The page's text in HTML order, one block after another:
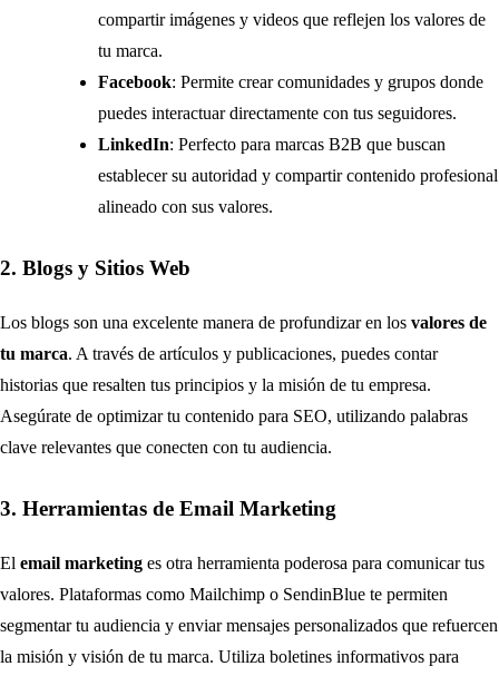
compartir imágenes y videos que reflejen los valores de
tu marca.
Facebook: Permite crear comunidades y grupos donde
puedes interactuar directamente con tus seguidores.
LinkedIn: Perfecto para marcas B2B que buscan
establecer su autoridad y compartir contenido profesional
alineado con sus valores.
2. Blogs y Sitios Web
Los blogs son una excelente manera de profundizar en los valores de
tu marca. A través de artículos y publicaciones, puedes contar
historias que resalten tus principios y la misión de tu empresa.
Asegúrate de optimizar tu contenido para SEO, utilizando palabras
clave relevantes que conecten con tu audiencia.
3. Herramientas de Email Marketing
El email marketing es otra herramienta poderosa para comunicar tus
valores. Plataformas como Mailchimp o SendinBlue te permiten
segmentar tu audiencia y enviar mensajes personalizados que refuercen
la misión y visión de tu marca. Utiliza boletines informativos para